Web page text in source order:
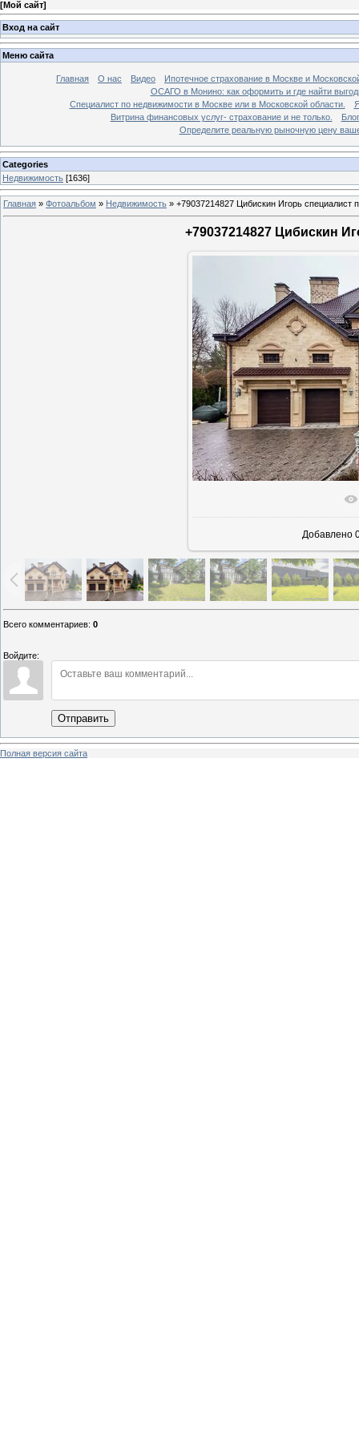
[Мой сайт]
Вход на сайт
Меню сайта
Главная О нас Видео
Ипотечное страхование в Москве и
ОСАГО в Монино: как оформить и где найти
Специалист по недвижимости в Москве или в Московской области.
Витрина финансовых услуг- страхование и не только.
Блог
Определите реальную рыночную цену
Categories
Недвижимость [1636]
Главная » Фотоальбом » Недвижимость » +79037214827 Цибискин Игорь специалист
+79037214827 Цибискин
В
Добавлено
Всего комментариев: 0
Войдите:
Отправить
Полная версия сайта